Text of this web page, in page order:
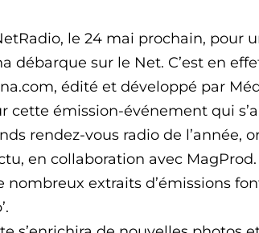
le 24 mai prochain, pour
débarque sur le Net. C’est en
édité et développé par
cette émission-événement qui
rendez-vous radio de l’année,
en collaboration avec
nombreux extraits d’émissions